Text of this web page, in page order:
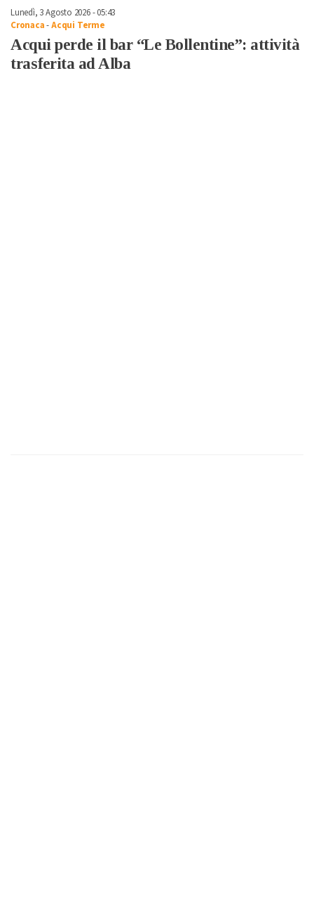
Lunedì, 3 Agosto 2026 - 05:43
Cronaca-Acqui Terme
Acqui perde il bar “Le Bollentine”: attività
trasferita ad Alba